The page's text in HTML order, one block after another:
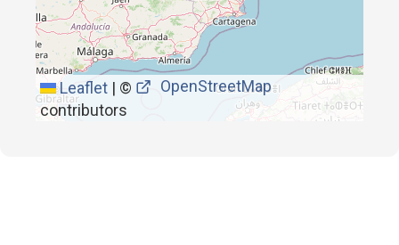
Leaflet | ©
OpenStreetMap
contributors